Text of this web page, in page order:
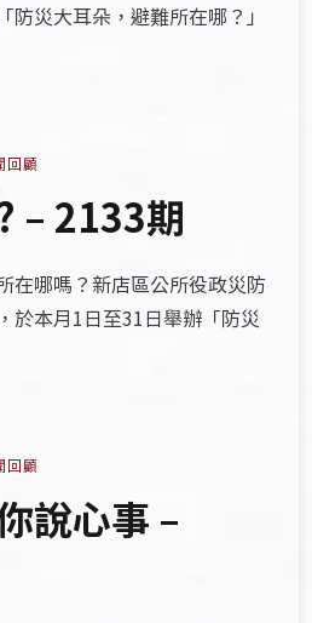
災大耳朵，避難所在哪？」
回顧
– 2133期
在哪嗎？新店區公所役政災防
於本月1日至31日舉辦「防災
回顧
說心事 –